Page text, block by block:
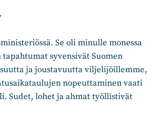
Se oli minulle monessa
syvensivät Suomen
ja joustavuutta viljelijöillemme,
nopeuttaminen vaati
Sudet, lohet ja ahmat työllistivät